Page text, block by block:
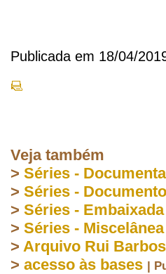
Publicada em 18/04/
Veja também
> Séries -
> Séries -
> Séries -
> Séries - Miscelânea
> Arquivo Rui
> acesso às bases |